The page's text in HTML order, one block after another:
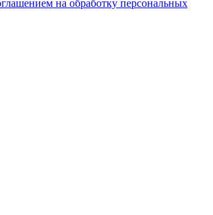
на обработку персональных